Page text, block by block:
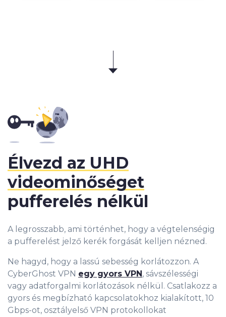
Élvezd az UHD
videominőséget
pufferelés nélkül
A legrosszabb, ami történhet, hogy a végtelenségig
a pufferelést jelző kerék forgását kelljen nézned.
Ne hagyd, hogy a lassú sebesség korlátozzon. A
CyberGhost VPN egy gyors VPN , sávszélességi
vagy adatforgalmi korlátozások nélkül. Csatlakozz a
gyors és megbízható kapcsolatokhoz kialakított, 10
Gbps-ot, osztályelső VPN protokollokat